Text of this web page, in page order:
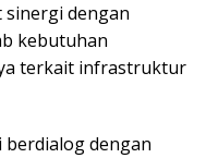
dengan
kebutuhan
terkait infrastruktur
berdialog dengan